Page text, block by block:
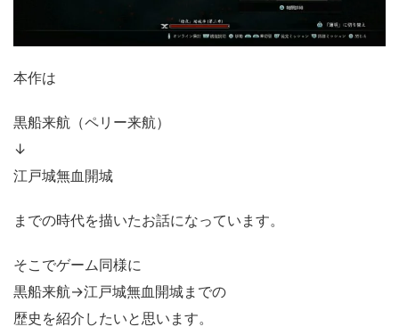
本作は
黒船来航（ペリー来航）
↓
江戸城無血開城
までの時代を描いたお話になっています。
そこでゲーム同様に
黒船来航→江戸城無血開城までの
歴史を紹介したいと思います。